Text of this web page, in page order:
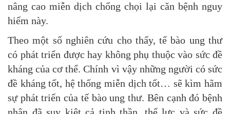
nâng cao miễn dịch chống chọi lại căn bệnh nguy
hiểm này.
Theo một số nghiên cứu cho thấy, tế bào ung thư
có phát triển được hay không phụ thuộc vào sức đề
kháng của cơ thể. Chính vì vậy những người có sức
đề kháng tốt, hệ thống miễn dịch tốt… sẽ kìm hãm
sự phát triển của tế bào ung thư. Bên cạnh đó bệnh